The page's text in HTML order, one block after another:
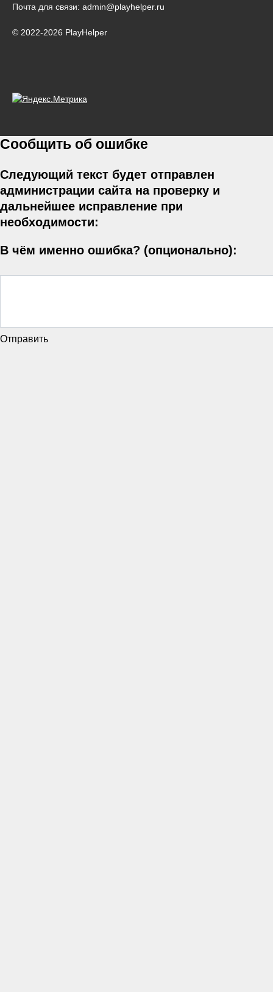
Почта для связи: admin@playhelper.ru
© 2022-2026 PlayHelper
Сообщить об ошибке
Следующий текст будет отправлен
администрации сайта на проверку и
дальнейшее исправление при
необходимости:
В чём именно ошибка? (опционально):
Отправить